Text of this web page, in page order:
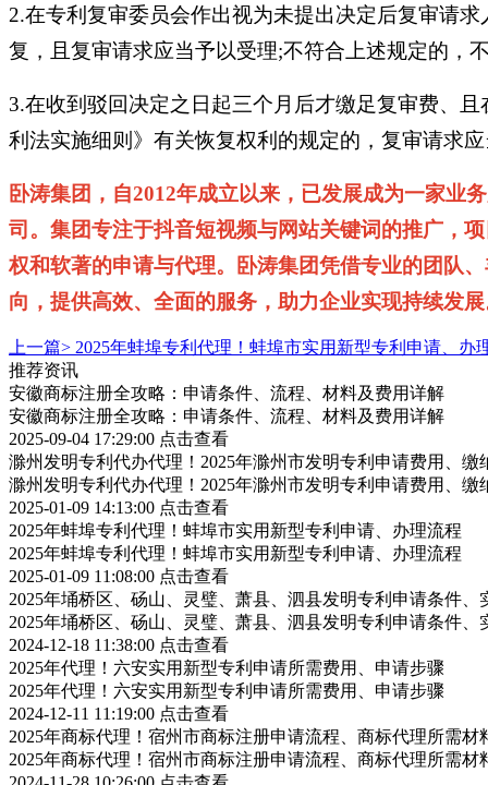
2.在专利复审委员会作出视为未提出决定后复审请
复，且复审请求应当予以受理;不符合上述规定的，
3.在收到驳回决定之日起三个月后才缴足复审费、
利法实施细则》有关恢复权利的规定的，复审请求
卧涛集团，自2012年成立以来，已发展成为一家业
司。集团专注于抖音短视频与网站关键词的推广，
权和软著的申请与代理。卧涛集团凭借专业的团队
向，提供高效、全面的服务，助力企业实现持续发
上一篇> 2025年蚌埠专利代理！蚌埠市实用新型专利申请、办
推荐资讯
安徽商标注册全攻略：申请条件、流程、材料及费用详解
安徽商标注册全攻略：申请条件、流程、材料及费用详解
2025-09-04 17:29:00 点击查看
滁州发明专利代办代理！2025年滁州市发明专利申请费用、缴
滁州发明专利代办代理！2025年滁州市发明专利申请费用、缴
2025-01-09 14:13:00 点击查看
2025年蚌埠专利代理！蚌埠市实用新型专利申请、办理流程
2025年蚌埠专利代理！蚌埠市实用新型专利申请、办理流程
2025-01-09 11:08:00 点击查看
2025年埇桥区、砀山、灵璧、萧县、泗县发明专利申请条件、
2025年埇桥区、砀山、灵璧、萧县、泗县发明专利申请条件、
2024-12-18 11:38:00 点击查看
2025年代理！六安实用新型专利申请所需费用、申请步骤
2025年代理！六安实用新型专利申请所需费用、申请步骤
2024-12-11 11:19:00 点击查看
2025年商标代理！宿州市商标注册申请流程、商标代理所需材
2025年商标代理！宿州市商标注册申请流程、商标代理所需材